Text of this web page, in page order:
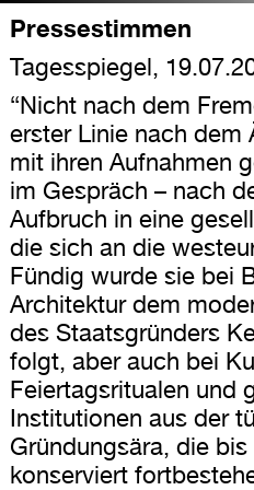
Pressestimmen
Tagesspiegel,
“Nicht nach dem
erster Linie nach dem
mit ihren Aufnahmen
im Gespräch – nach
Aufbruch in eine
die sich an die
Fündig wurde sie bei
Architektur dem
des Staatsgründers
folgt, aber auch bei
Feiertagsritualen und
Institutionen aus der
Gründungsära, die
konserviert